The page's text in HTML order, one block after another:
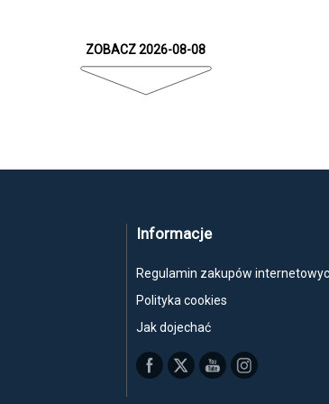
ZOBACZ 2026-08-08
Informacje
Regulamin zakupów
Polityka cookies
Jak dojechać